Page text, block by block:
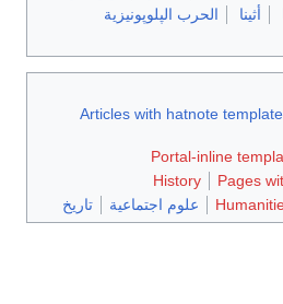
أثينا
الحرب الپلوپونيزية
Articles with hatnote
Portal-inline
Pages
History
علوم اجتماعية تاريخ